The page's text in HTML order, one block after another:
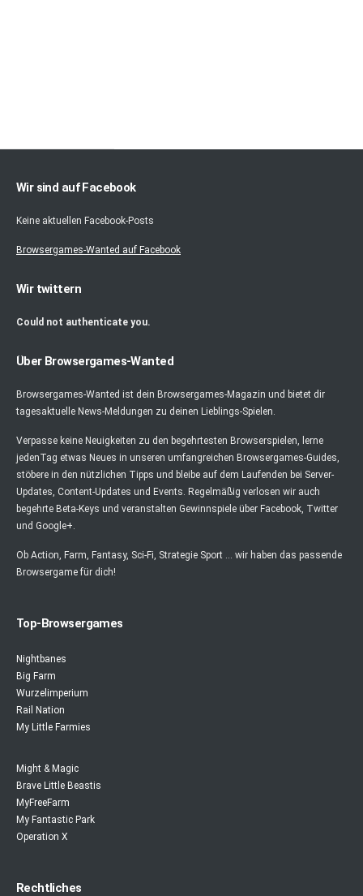
Wir sind auf Facebook
Keine aktuellen Facebook-Posts
Browsergames-Wanted auf Facebook
Wir twittern
Could not authenticate you.
Über Browsergames-Wanted
Browsergames-Wanted ist dein Browsergames-Magazin und bietet dir
tagesaktuelle News-Meldungen zu deinen Lieblings-Spielen.
Verpasse keine Neuigkeiten zu den begehrtesten Browserspielen, lerne
jedenTag etwas Neues in unseren umfangreichen Browsergames-Guides,
stöbere in den nützlichen Tipps und bleibe auf dem Laufenden bei Server-
Updates, Content-Updates und Events. Regelmäßig verlosen wir auch
begehrte Beta-Keys und veranstalten Gewinnspiele über Facebook, Twitter
und Google+.
Ob Action, Farm, Fantasy, Sci-Fi, Strategie Sport ... wir haben das passende
Browsergame für dich!
Top-Browsergames
Nightbanes
Big Farm
Wurzelimperium
Rail Nation
My Little Farmies
Might & Magic
Brave Little Beastis
MyFreeFarm
My Fantastic Park
Operation X
Rechtliches